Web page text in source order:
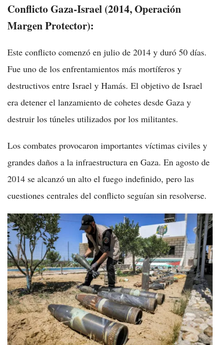
Conflicto Gaza-Israel (2014, Operación
Margen Protector):
Este conflicto comenzó en julio de 2014 y duró 50 días.
Fue uno de los enfrentamientos más mortíferos y
destructivos entre Israel y Hamás. El objetivo de Israel
era detener el lanzamiento de cohetes desde Gaza y
destruir los túneles utilizados por los militantes.
Los combates provocaron importantes víctimas civiles y
grandes daños a la infraestructura en Gaza. En agosto de
2014 se alcanzó un alto el fuego indefinido, pero las
cuestiones centrales del conflicto seguían sin resolverse.